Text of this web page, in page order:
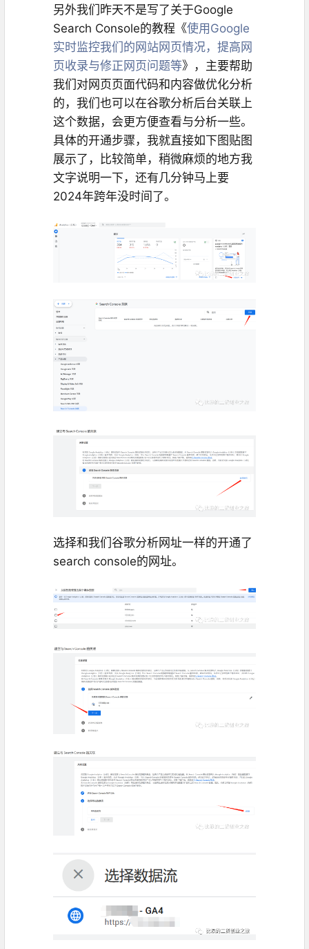
另外我们昨天不是写了关于Google
Search Console的教程《使用Google
实时监控我们的网站网页情况，提高网
页收录与修正网页问题等》，主要帮助
我们对网页页面代码和内容做优化分析
的，我们也可以在谷歌分析后台关联上
这个数据，会更方便查看与分析一些。
具体的开通步骤，我就直接如下图贴图
展示了，比较简单，稍微麻烦的地方我
文字说明一下，还有几分钟马上要
2024年跨年没时间了。
选择和我们谷歌分析网址一样的开通了
search console的网址。